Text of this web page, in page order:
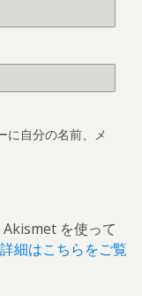
に自分の名前、メ
を使って
細はこちらをご覧